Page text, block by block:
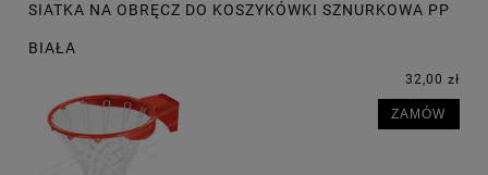
SIATKA NA OBRĘCZ DO KOSZYKÓWKI SZNURKOWA PP
BIAŁA
32,00 zł
ZAMÓW